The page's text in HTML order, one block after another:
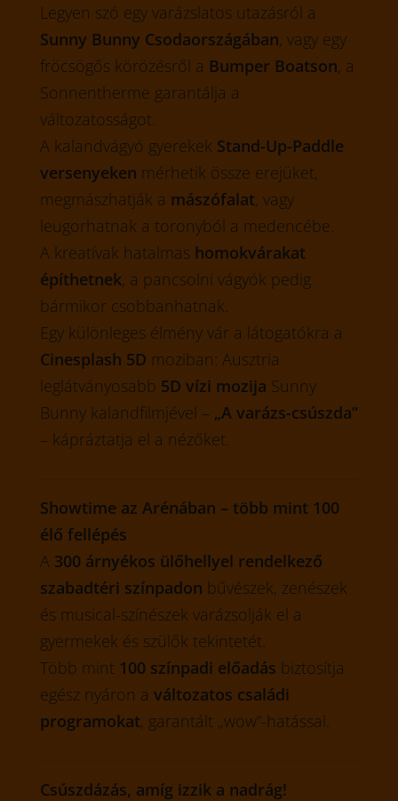
Legyen szó egy varázslatos utazásról a
Sunny Bunny Csodaországában, vagy egy
fröcsögős körözésről a Bumper Boatson, a
Sonnentherme garantálja a
változatosságot.
A kalandvágyó gyerekek Stand-Up-Paddle
versenyeken mérhetik össze erejüket,
megmászhatják a mászófalat, vagy
leugorhatnak a toronyból a medencébe.
A kreatívak hatalmas homokvárakat
építhetnek, a pancsolni vágyók pedig
bármikor csobbanhatnak.
Egy különleges élmény vár a látogatókra a
Cinesplash 5D moziban: Ausztria
leglátványosabb 5D vízi mozija Sunny
Bunny kalandfilmjével – „A varázs-csúszda”
– kápráztatja el a nézőket.
Showtime az Arénában – több mint 100
élő fellépés
A 300 árnyékos ülőhellyel rendelkező
szabadtéri színpadon bűvészek, zenészek
és musical-színészek varázsolják el a
gyermekek és szülők tekintetét.
Több mint 100 színpadi előadás biztosítja
egész nyáron a változatos családi
programokat, garantált „wow”-hatással.
Csúszdázás, amíg izzik a nadrág!